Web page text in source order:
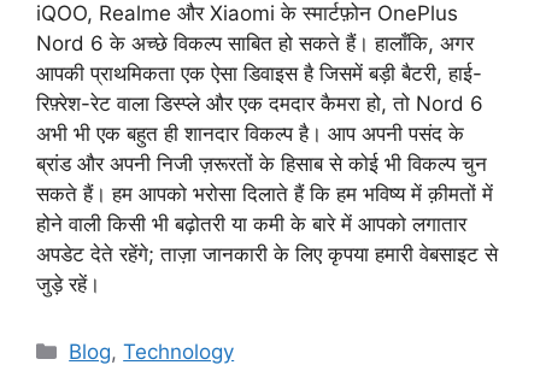
iQOO, Realme और Xiaomi के स्मार्टफ़ोन OnePlus
Nord 6 के अच्छे विकल्प साबित हो सकते हैं। हालाँकि, अगर
आपकी प्राथमिकता एक ऐसा डिवाइस है जिसमें बड़ी बैटरी, हाई-
रिफ़्रेश-रेट वाला डिस्प्ले और एक दमदार कैमरा हो, तो Nord 6
अभी भी एक बहुत ही शानदार विकल्प है। आप अपनी पसंद के
ब्रांड और अपनी निजी ज़रूरतों के हिसाब से कोई भी विकल्प चुन
सकते हैं। हम आपको भरोसा दिलाते हैं कि हम भविष्य में क़ीमतों में
होने वाली किसी भी बढ़ोतरी या कमी के बारे में आपको लगातार
अपडेट देते रहेंगे; ताज़ा जानकारी के लिए कृपया हमारी वेबसाइट से
जुड़े रहें।
Categories
Blog,Technology